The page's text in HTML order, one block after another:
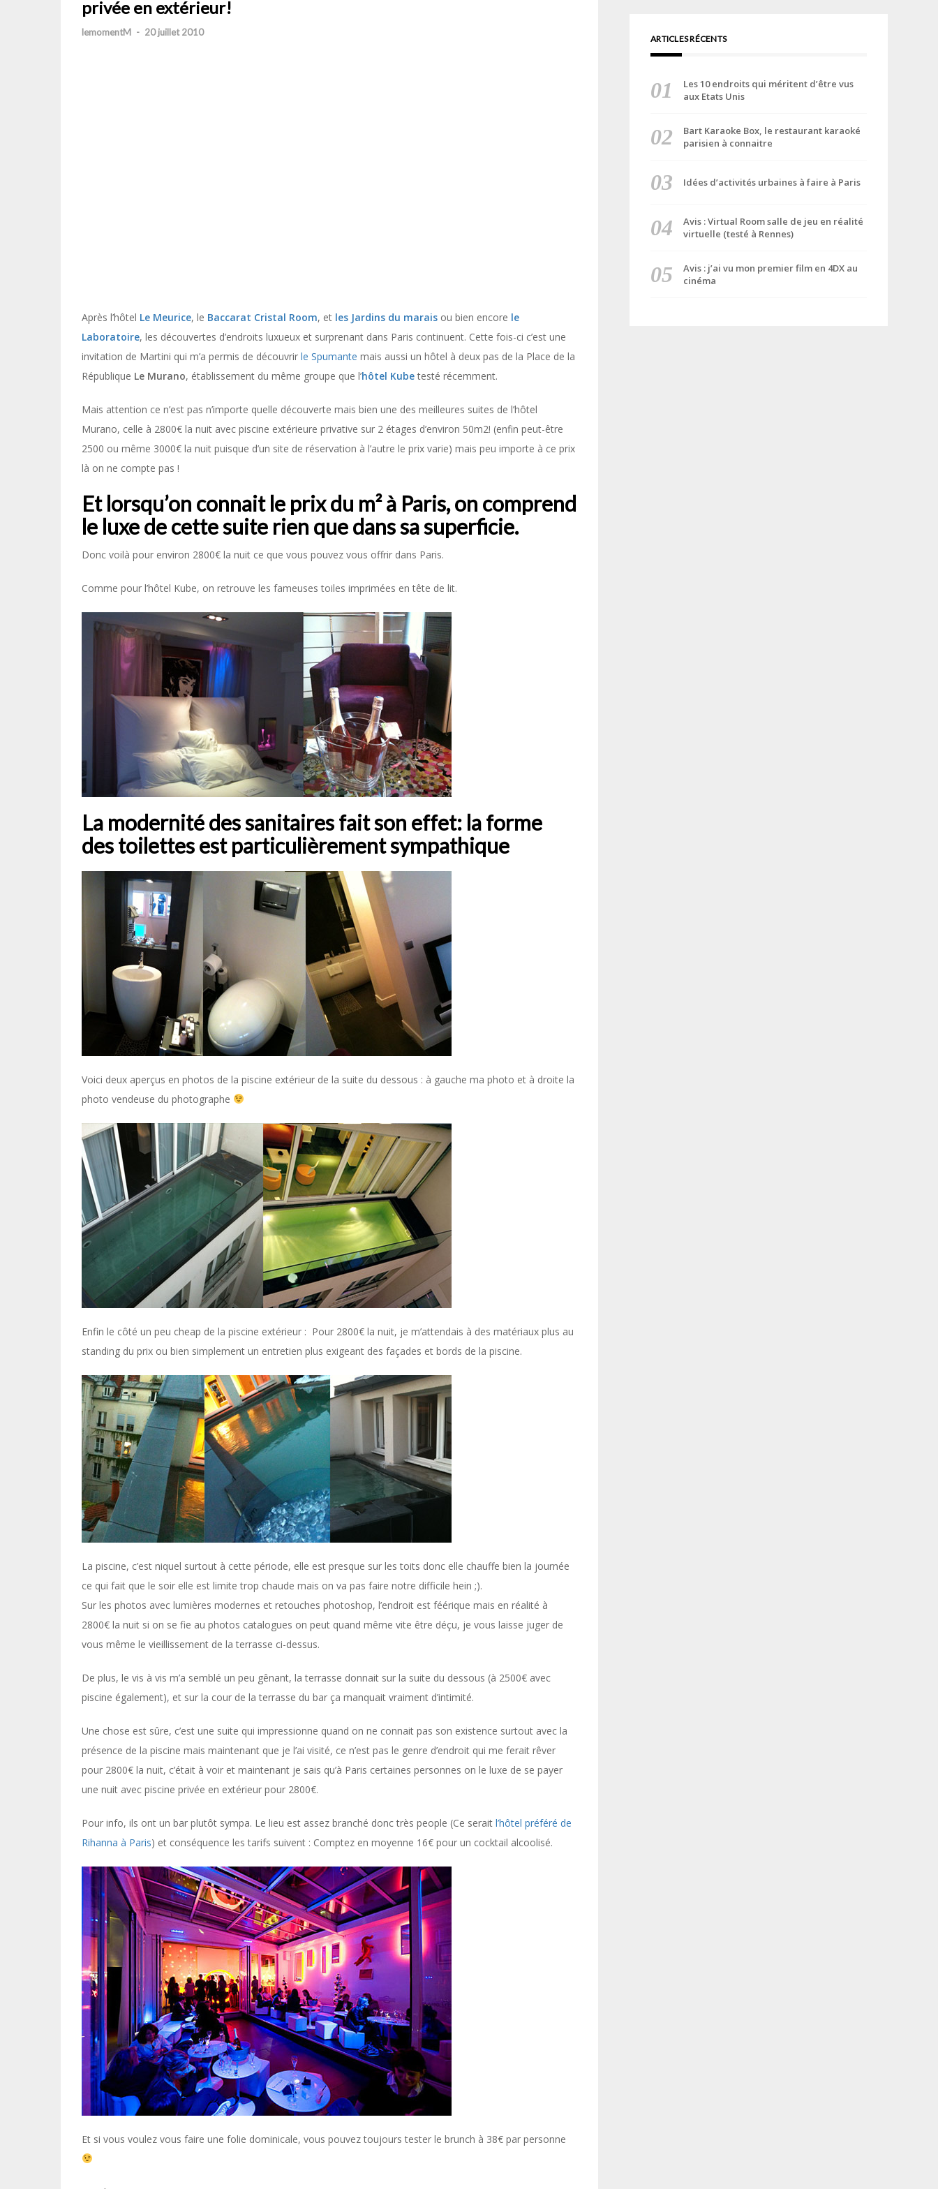
privée en extérieur!
lemomentM - 20 juillet 2010
Après l’hôtel Le Meurice, le Baccarat Cristal Room, et les Jardins du marais ou bien encore le
Laboratoire, les découvertes d’endroits luxueux et surprenant dans Paris continuent. Cette fois-ci c’est une
invitation de Martini qui m’a permis de découvrir le Spumante mais aussi un hôtel à deux pas de la Place de la
République Le Murano, établissement du même groupe que l’hôtel Kubetesté récemment.
Mais attention ce n’est pas n’importe quelle découverte mais bien une des meilleures suites de l’hôtel
Murano, celle à 2800€ la nuit avec piscine extérieure privative sur 2 étages d’environ 50m2! (enfin peut-être
2500 ou même 3000€ la nuit puisque d’un site de réservation à l’autre le prix varie) mais peu importe à ce prix
là on ne compte pas !
Et lorsqu’on connait le prix du m² à Paris, on comprend
le luxe de cette suite rien que dans sa superficie.
Donc voilà pour environ 2800€ la nuit ce que vous pouvez vous offrir dans Paris.
Comme pour l’hôtel Kube, on retrouve les fameuses toiles imprimées en tête de lit.
La modernité des sanitaires fait son effet: la forme
des toilettes est particulièrement sympathique
Voici deux aperçus en photos de la piscine extérieur de la suite du dessous : à gauche ma photo et à droite la
photo vendeuse du photographe
Enfin le côté un peu cheap de la piscine extérieur : Pour 2800€ la nuit, je m’attendais à des matériaux plus au
standing du prix ou bien simplement un entretien plus exigeant des façades et bords de la piscine.
La piscine, c’est niquel surtout à cette période, elle est presque sur les toits donc elle chauffe bien la journée
ce qui fait que le soir elle est limite trop chaude mais on va pas faire notre difficile hein ;).
Sur les photos avec lumières modernes et retouches photoshop, l’endroit est féérique mais en réalité à
2800€ la nuit si on se fie au photos catalogues on peut quand même vite être déçu, je vous laisse juger de
vous même le vieillissement de la terrasse ci-dessus.
De plus, le vis à vis m’a semblé un peu gênant, la terrasse donnait sur la suite du dessous (à 2500€ avec
piscine également), et sur la cour de la terrasse du bar ça manquait vraiment d’intimité.
Une chose est sûre, c’est une suite qui impressionne quand on ne connait pas son existence surtout avec la
présence de la piscine mais maintenant que je l’ai visité, ce n’est pas le genre d’endroit qui me ferait rêver
pour 2800€ la nuit, c’était à voir et maintenant je sais qu’à Paris certaines personnes on le luxe de se payer
une nuit avec piscine privée en extérieur pour 2800€.
Pour info, ils ont un bar plutôt sympa. Le lieu est assez branché donc très people (Ce serait l’hôtel préféré de
Rihanna à Paris) et conséquence les tarifs suivent : Comptez en moyenne 16€ pour un cocktail alcoolisé.
Et si vous voulez vous faire une folie dominicale, vous pouvez toujours tester le brunch à 38€ par personne
ARTICLES RÉCENTS
Les 10 endroits qui méritent d’être vus
aux Etats Unis
Bart Karaoke Box, le restaurant karaoké
parisien à connaitre
Idées d’activités urbaines à faire à Paris
Avis : Virtual Room salle de jeu en réalité
virtuelle (testé à Rennes)
Avis : j’ai vu mon premier film en 4DX au
cinéma